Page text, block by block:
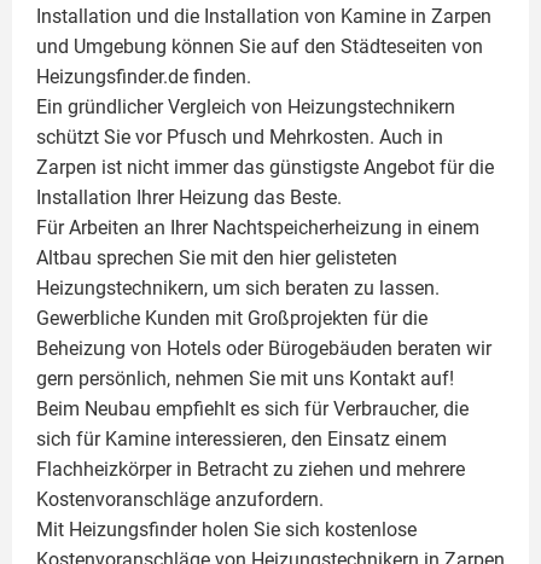
Installation und die Installation von Kamine in Zarpen
und Umgebung können Sie auf den Städteseiten von
Heizungsfinder.de finden.
Ein gründlicher Vergleich von Heizungstechnikern
schützt Sie vor Pfusch und Mehrkosten. Auch in
Zarpen ist nicht immer das günstigste Angebot für die
Installation Ihrer Heizung das Beste.
Für Arbeiten an Ihrer Nachtspeicherheizung in einem
Altbau sprechen Sie mit den hier gelisteten
Heizungstechnikern, um sich beraten zu lassen.
Gewerbliche Kunden mit Großprojekten für die
Beheizung von Hotels oder Bürogebäuden beraten wir
gern persönlich, nehmen Sie mit uns Kontakt auf!
Beim Neubau empfiehlt es sich für Verbraucher, die
sich für Kamine interessieren, den Einsatz einem
Flachheizkörperin Betracht zu ziehen und mehrere
Kostenvoranschläge anzufordern.
Mit Heizungsfinder holen Sie sich kostenlose
Kostenvoranschläge von Heizungstechnikern in Zarpen